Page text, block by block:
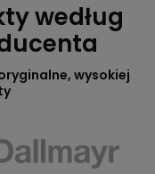
według
wysokiej